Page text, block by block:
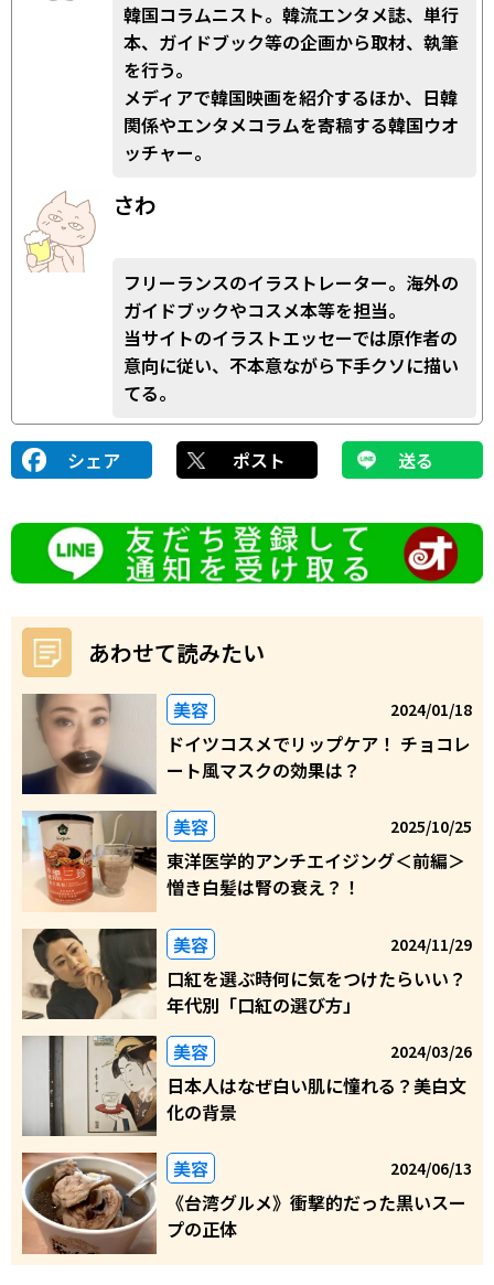
韓国コラムニスト。韓流エンタメ誌、単行
本、ガイドブック等の企画から取材、執筆
を行う。
メディアで韓国映画を紹介するほか、日韓
関係やエンタメコラムを寄稿する韓国ウオ
ッチャー。
さわ
フリーランスのイラストレーター。海外の
ガイドブックやコスメ本等を担当。
当サイトのイラストエッセーでは原作者の
意向に従い、不本意ながら下手クソに描い
てる。
シェア ポスト 送る
あわせて読みたい
美容 2024/01/18
ドイツコスメでリップケア！ チョコレ
ート風マスクの効果は？
美容 2025/10/25
東洋医学的アンチエイジング＜前編＞
憎き白髪は腎の衰え？！
美容 2024/11/29
口紅を選ぶ時何に気をつけたらいい？
年代別「口紅の選び方」
美容
2024/03/26
日本人はなぜ白い肌に憧れる？美白文
化の背景
美容 2024/06/13
《台湾グルメ》衝撃的だった黒いスー
プの正体